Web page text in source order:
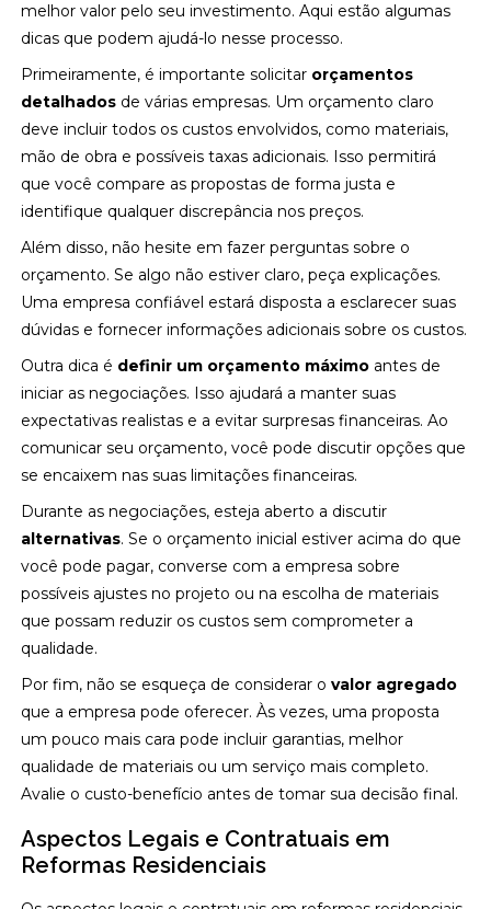
melhor valor pelo seu investimento. Aqui estão algumas
dicas que podem ajudá-lo nesse processo.
Primeiramente, é importante solicitar orçamentos
detalhados de várias empresas. Um orçamento claro
deve incluir todos os custos envolvidos, como materiais,
mão de obra e possíveis taxas adicionais. Isso permitirá
que você compare as propostas de forma justa e
identifique qualquer discrepância nos preços.
Além disso, não hesite em fazer perguntas sobre o
orçamento. Se algo não estiver claro, peça explicações.
Uma empresa confiável estará disposta a esclarecer suas
dúvidas e fornecer informações adicionais sobre os custos.
Outra dica é definir um orçamento máximo antes de
iniciar as negociações. Isso ajudará a manter suas
expectativas realistas e a evitar surpresas financeiras. Ao
comunicar seu orçamento, você pode discutir opções que
se encaixem nas suas limitações financeiras.
Durante as negociações, esteja aberto a discutir
alternativas. Se o orçamento inicial estiver acima do que
você pode pagar, converse com a empresa sobre
possíveis ajustes no projeto ou na escolha de materiais
que possam reduzir os custos sem comprometer a
qualidade.
Por fim, não se esqueça de considerar ovalor agregado
que a empresa pode oferecer. Às vezes, uma proposta
um pouco mais cara pode incluir garantias, melhor
qualidade de materiais ou um serviço mais completo.
Avalie o custo-benefício antes de tomar sua decisão final.
Aspectos Legais e Contratuais em
Reformas Residenciais